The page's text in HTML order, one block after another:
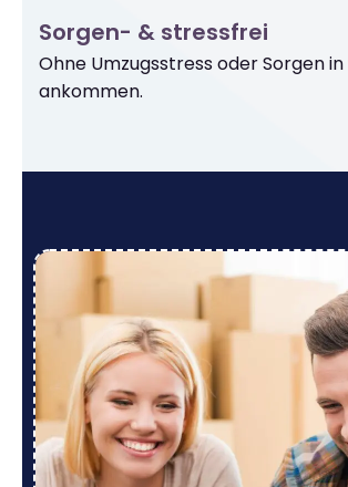
Sorgen- & stressfrei
Ohne Umzugsstress oder Sorgen
ankommen.